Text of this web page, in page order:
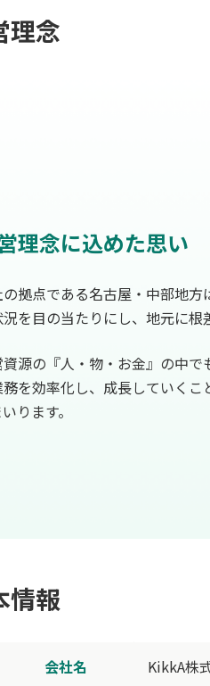
理念
理念に込めた思い
の拠点である名古屋・中部地
を目の当たりにし、地元に根
源の『人・物・お金』の中
務を効率化し、成長していく
ります。
情報
会社名 KikkA株